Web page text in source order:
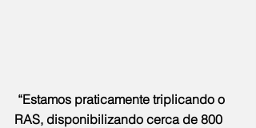
“Estamos praticamente triplicando o
RAS, disponibilizando cerca de 800